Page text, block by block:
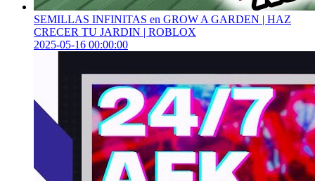
SEMILLAS INFINITAS en GROW A GARDEN | HAZ
CRECER TU JARDIN | ROBLOX
2025-05-16 00:00:00